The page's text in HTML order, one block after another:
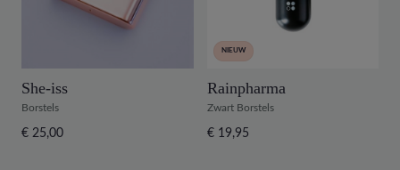
She-iss
Borstels
€ 25,00
NIEUW
Rainpharma
Zwart Borstels
€ 19,95